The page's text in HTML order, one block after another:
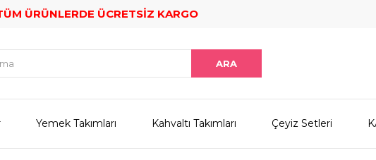
ÜRÜNLERDE ÜCRETSİZ KARGO
Yemek Takımları Kahvaltı Takımları Çeyiz Setleri